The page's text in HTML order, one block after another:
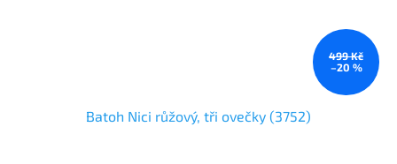
499 Kč
–20 %
Batoh Nici růžový, tři ovečky (3752)